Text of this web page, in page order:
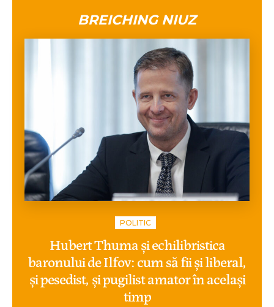
BREICHING NIUZ
POLITIC
Hubert Thuma și echilibristica
baronului de Ilfov: cum să fii și liberal,
și pesedist, și pugilist amator în același
timp